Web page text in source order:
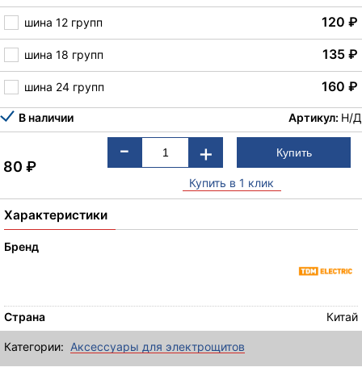
шина 12 групп 120 ₽
шина 18 групп 135 ₽
шина 24 групп 160 ₽
В наличии Артикул: Н/Д
80₽
- +
Купить в 1 клик
Характеристики
Бренд
Страна Китай
Категории: Аксессуары для электрощитов